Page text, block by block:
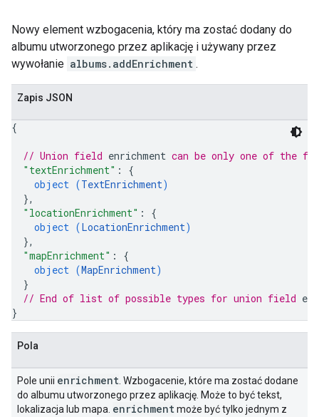
Nowy element wzbogacenia, który ma zostać dodany do
albumu utworzonego przez aplikację i używany przez
wywołanie albums.addEnrichment .
Zapis JSON
{
// Union field enrichment can be only one of the
"textEnrichment" : {
object (TextEnrichment)
},
"locationEnrichment" : {
object (LocationEnrichment)
},
"mapEnrichment" : {
object (MapEnrichment)
}
// End of list of possible types for union field
}
Pola
Pole unii enrichment . Wzbogacenie, które ma zostać dodane
do albumu utworzonego przez aplikację. Może to być tekst,
lokalizacja lub mapa. enrichmentmoże być tylko jednym z